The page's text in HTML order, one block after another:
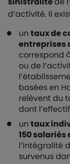
d’activité. Il
un taux de
entreprises
correspond
ou de
basées en
relèvent du
dont
un taux
150 salariés
l’intégralité
survenus